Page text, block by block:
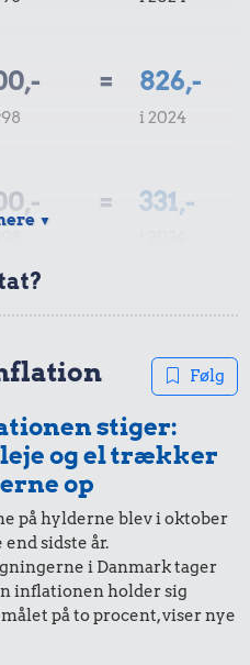
= 826,-
i 2024
= 331,-
= 165,-
i 2024
= 83,-
= 33,-
i 2024
▼
Følg
stiger:
og el trækker
op
på hylderne blev i oktober
sidste år.
i Danmark tager
inflationen holder sig
på to procent, viser nye